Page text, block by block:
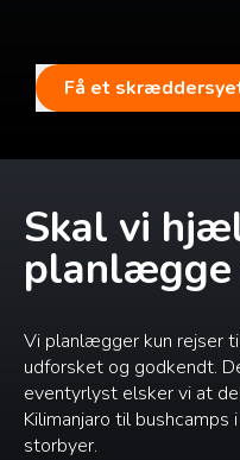
Få et
Skal vi
planlægge
Vi planlægger kun rejser
udforsket og godkendt.
eventyrlyst elsker vi at
Kilimanjaro til
storbyer.